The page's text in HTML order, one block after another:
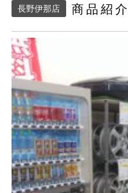
長野伊那店 商品紹介